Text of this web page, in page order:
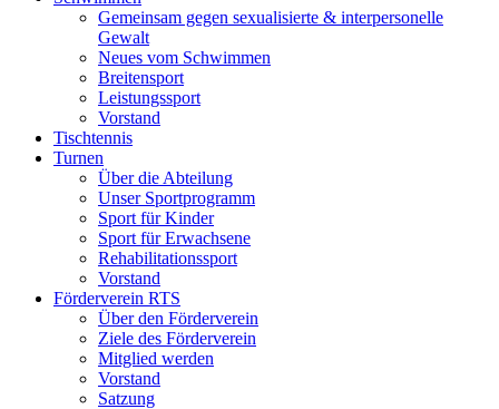
Gemeinsam gegen sexualisierte & interpersonelle
Gewalt
Neues vom Schwimmen
Breitensport
Leistungssport
Vorstand
Tischtennis
Turnen
Über die Abteilung
Unser Sportprogramm
Sport für Kinder
Sport für Erwachsene
Rehabilitationssport
Vorstand
Förderverein RTS
Über den Förderverein
Ziele des Förderverein
Mitglied werden
Vorstand
Satzung